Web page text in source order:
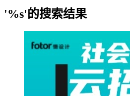
'%s'的搜索结果